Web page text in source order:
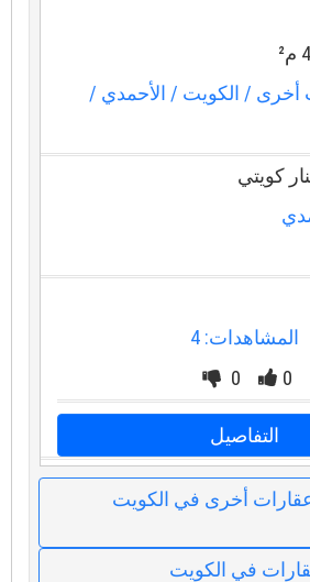
أخرى/ الكويت/ الأحمدي/
المشاهدات: 4
0
0
التفاصيل
أخرى في الكويت
في الكويت